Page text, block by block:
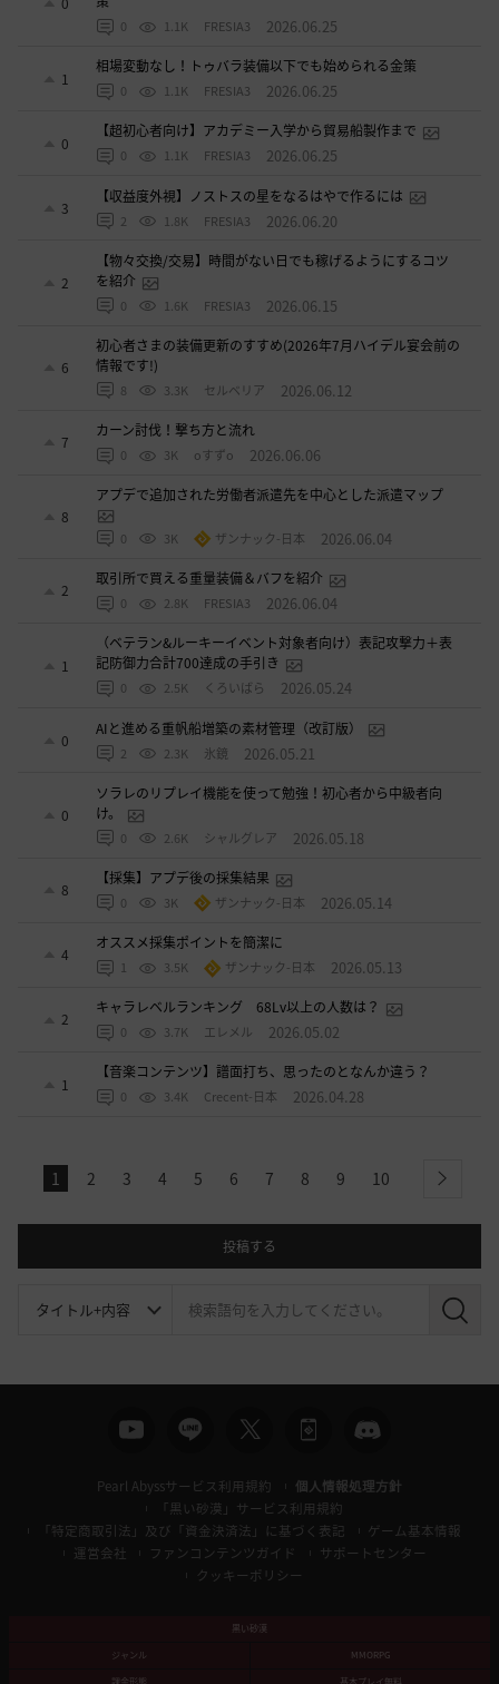
0 1.1K FRESIA3 2026.06.25
1
相場変動なし！トゥバラ装備以下でも始められる金策
0 1.1K FRESIA3 2026.06.25
0
【超初心者向け】アカデミー入学から貿易船製作まで
0 1.1K FRESIA3 2026.06.25
3
【収益度外視】ノストスの星をなるはやで作るには
2 1.8K FRESIA3 2026.06.20
2
【物々交換/交易】時間がない日でも稼げるようにするコツ
を紹介
0 1.6K FRESIA3 2026.06.15
6
初心者さまの装備更新のすすめ(2026年7月ハイデル宴会前の
情報です!)
8 3.3K セルベリア 2026.06.12
7
カーン討伐！撃ち方と流れ
0 3K oすずo 2026.06.06
8
アプデで追加された労働者派遣先を中心とした派遣マップ
0 3K ザンナック-日本 2026.06.04
2
取引所で買える重量装備＆バフを紹介
0 2.8K FRESIA3 2026.06.04
1
（ベテラン&ルーキーイベント対象者向け）表記攻撃力＋表
記防御力合計700達成の手引き
0 2.5K くろいばら 2026.05.24
0
AIと進める重帆船増築の素材管理（改訂版）
2 2.3K 氷鏡 2026.05.21
0
ソラレのリプレイ機能を使って勉強！初心者から中級者向
け。
0 2.6K シャルグレア 2026.05.18
8
【採集】アプデ後の採集結果
0 3K ザンナック-日本 2026.05.14
4
オススメ採集ポイントを簡潔に
1 3.5K ザンナック-日本 2026.05.13
2
キャラレベルランキング 68Lv以上の人数は？
0 3.7K エレメル 2026.05.02
1
【音楽コンテンツ】譜面打ち、思ったのとなんか違う？
0 3.4K Crecent-日本 2026.04.28
1 2 3 4 5 6 7 8 9 10 next
投稿する
検
Pearl Abyssサービス利用規約
個人情報処理方針
「黒い砂漠」サービス利用規約
「特定商取引法」及び「資金決済法」に基づく表記
ゲーム基本情報
運営会社
ファンコンテンツガイド
サポートセンター
クッキーポリシー
黒い砂漠
ジャンル
MMORPG